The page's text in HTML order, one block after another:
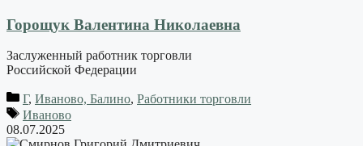
Горощук Валентина Николаевна
Заслуженный работник торговли
Российской Федерации
Г, Иваново, Балино, Работники торговли
Иваново
08.07.2025